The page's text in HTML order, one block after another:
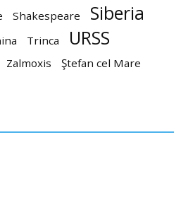
Shakespeare Siberia
Trinca URSS
Zalmoxis Ştefan cel Mare